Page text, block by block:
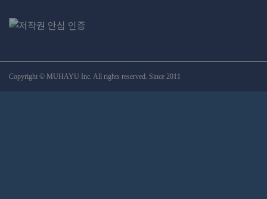
Copyright © MUHAYU Inc. All rights reserved. Since 2011